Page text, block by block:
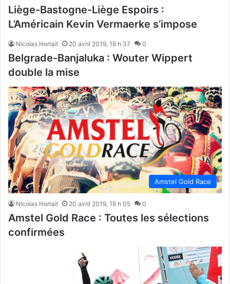
Liège-Bastogne-Liège Espoirs :
L’Américain Kevin Vermaerke s’impose
Nicolas Horlait 20 avril 2019, 16 h 37 0
Belgrade-Banjaluka : Wouter Wippert
double la mise
Amstel Gold Race
Nicolas Horlait 20 avril 2019, 16 h 05 0
Amstel Gold Race : Toutes les sélections
confirmées